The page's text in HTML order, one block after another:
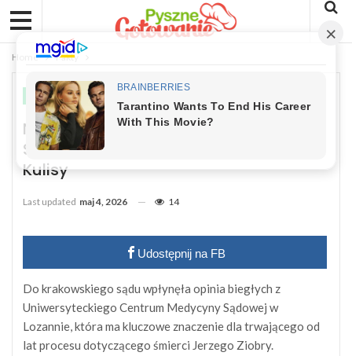
Home Fakty
FAKTY
Nowe Światło Na Śmierć Ojca Ziobry.
Szwajcarscy Eksperci Odsłaniają
Kulisy
Last updated maj 4, 2026 14
Udostępnij na FB
Do krakowskiego sądu wpłynęła opinia biegłych z
Uniwersyteckiego Centrum Medycyny Sądowej w
Lozannie, która ma kluczowe znaczenie dla trwającego od
lat procesu dotyczącego śmierci Jerzego Ziobry.